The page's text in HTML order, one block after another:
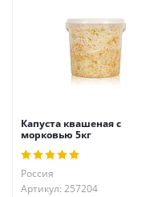
Капуста квашеная с
морковью 5кг
Россия
Артикул: 257204